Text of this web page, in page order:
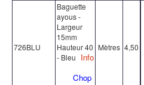
726BLU
Baguette
ayous -
Largeur
15mm
Hauteur 40
- Bleu Info
Chop
Mètres 4,50